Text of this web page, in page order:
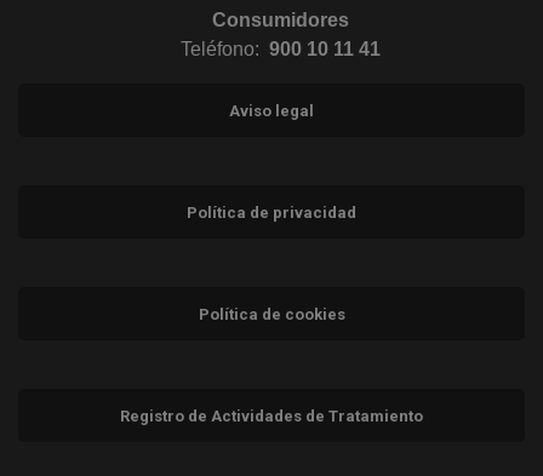
Consumidores
Teléfono: 900 10 11 41
Aviso legal
Política de privacidad
Política de cookies
Registro de Actividades de Tratamiento